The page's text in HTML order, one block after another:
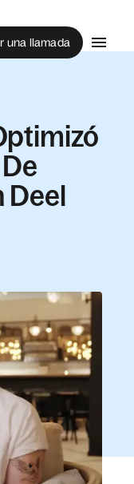
una llamada
Deel